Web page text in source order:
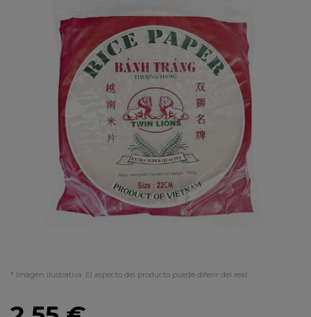
* Imagen ilustrativa. El aspecto del producto puede diferir del real.